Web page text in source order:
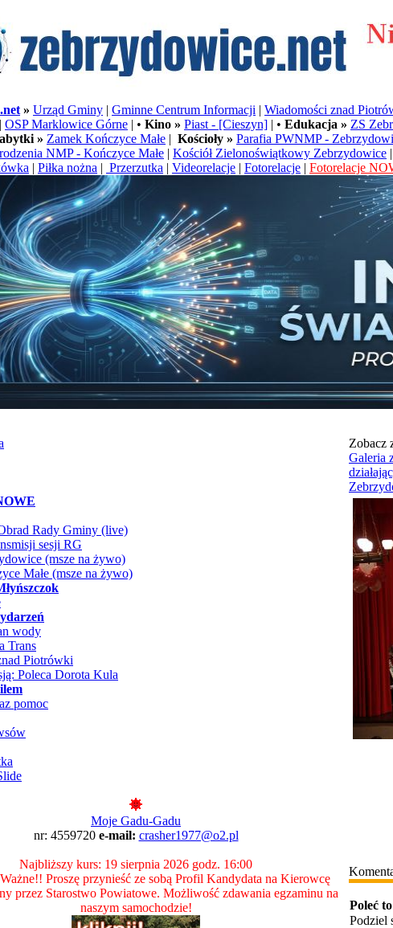
» Urząd Gminy | Gminne Centrum Informacji | Wiadomości znad
| OSP Marklowice Górne | • Kino » Piast - [Cieszyn] | • Edukacja » ZS
» Zamek Kończyce Małe | Kościoły » Parafia PWNMP -
NMP - Kończyce Małe | Kościół Zielonoświątkowy Zebrzydowice
| Piłka nożna | Przerzutka | Videorelacje | Fotorelacje | Fotorelacje
Rady Gminy (live)
sesji RG
(msze na żywo)
Małe (msze na żywo)
wody
Trans
Piotrówki
Poleca Dorota Kula
pomoc
Moje Gadu-Gadu
nr: 4559720 e-mail: crasher1977@o2.pl
Najbliższy kurs: 19 sierpnia 2026 godz. 16:00
Proszę przynieść ze sobą Profil Kandydata na Kierowcę
przez Starostwo Powiatowe. Możliwość zdawania egzaminu na
naszym samochodzie!
Zobacz
Galeria
Poleć
Podziel